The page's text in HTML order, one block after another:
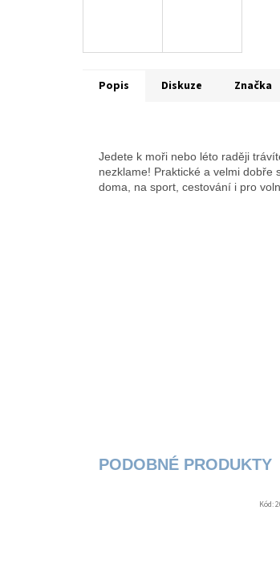
Popis Diskuze Značka
Jedete k moři nebo léto raději
nezklame! Praktické a velmi
doma, na sport, cestování i pro
Kód: